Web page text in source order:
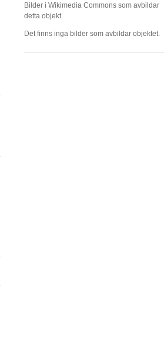
Bilder i Wikimedia Commons som avbildar
detta objekt.
Det finns inga bilder som avbildar objektet.